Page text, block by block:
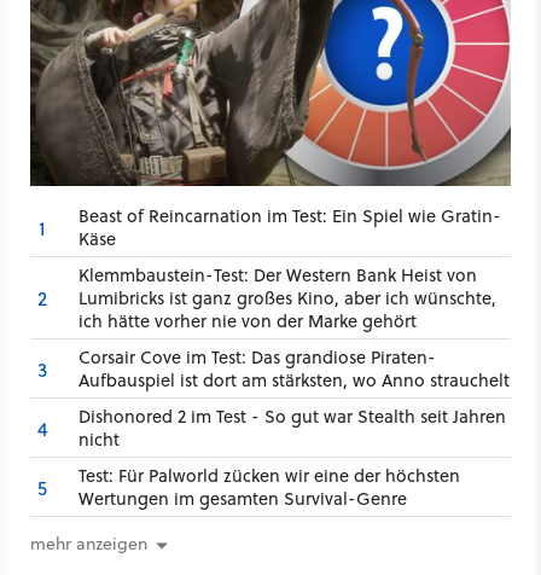
1
Beast of Reincarnation im Test: Ein Spiel wie Gratin-
Käse
2
Klemmbaustein-Test: Der Western Bank Heist von
Lumibricks ist ganz großes Kino, aber ich wünschte,
ich hätte vorher nie von der Marke gehört
3
Corsair Cove im Test: Das grandiose Piraten-
Aufbauspiel ist dort am stärksten, wo Anno strauchelt
4
Dishonored 2 im Test - So gut war Stealth seit Jahren
nicht
5
Test: Für Palworld zücken wir eine der höchsten
Wertungen im gesamten Survival-Genre
mehr anzeigen